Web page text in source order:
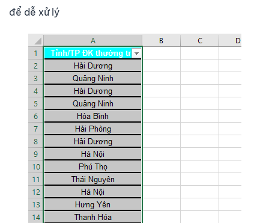
để dễ xử lý